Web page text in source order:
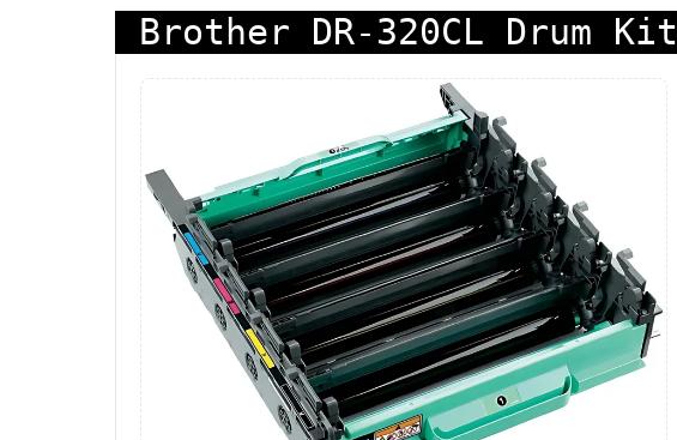
Brother DR-320CL Drum Kit